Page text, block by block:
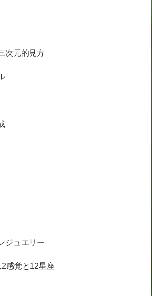
次元的見方
ジュエリー
感覚と12星座